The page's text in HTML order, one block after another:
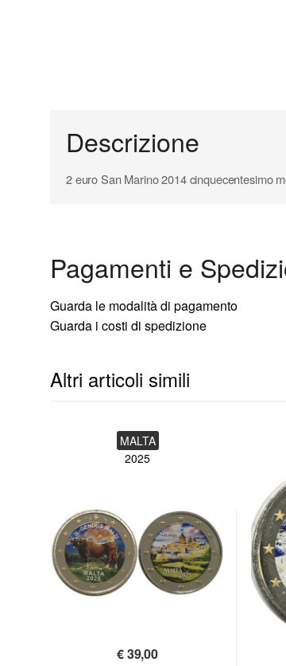
Descrizione
2 euro San Marino 2014 cinquecentesimo
Pagamenti e
Guarda le modalità di pagamento
Guarda i costi di spedizione
Altri articoli simili
MALTA
2025
€39,00